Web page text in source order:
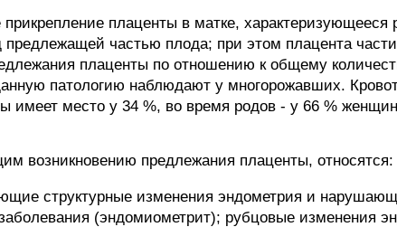
прикрепление плаценты в матке, характеризующееся
предлежащей частью плода; при этом плацента
плаценты по отношению к общему
патологию наблюдают у многорожавших.
имеет место у 34 %, во время родов - у 66 %
возникновению предлежания плаценты, относятся:
структурные изменения эндометрия и
(эндомиометрит); рубцовые изменения